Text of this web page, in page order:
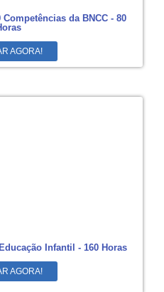
da BNCC - 80
AGORA!
Infantil - 160 Horas
AGORA!